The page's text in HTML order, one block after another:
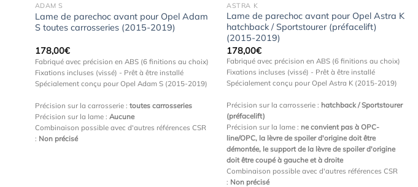
ADAM S
Lame de parechoc avant pour Opel Adam
S toutes carrosseries (2015-2019)
178,00€
Fabriqué avec précision en ABS (6 finitions au choix)
Fixations incluses (vissé) - Prêt à être installé
Spécialement conçu pour Opel Adam S (2015-2019)
Précision sur la carrosserie : toutes carrosseries
Précision sur la lame : Aucune
Combinaison possible avec d'autres références CSR
: Non précisé
ASTRA K
Lame de parechoc avant pour Opel Astra K
hatchback / Sportstourer (préfacelift)
(2015-2019)
178,00€
Fabriqué avec précision en ABS (6 finitions au choix)
Fixations incluses (vissé) - Prêt à être installé
Spécialement conçu pour Opel Astra K (2015-2019)
Précision sur la carrosserie : hatchback / Sportstourer
(préfacelift)
Précision sur la lame : ne convient pas à OPC-
line/OPC, la lèvre de spoiler d'origine doit être
démontée, le support de la lèvre de spoiler d'origine
doit être coupé à gauche et à droite
Combinaison possible avec d'autres références CSR
: Non précisé